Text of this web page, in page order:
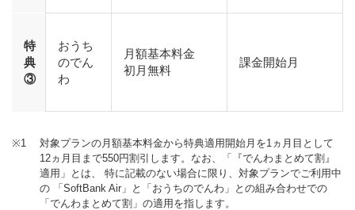
特
典
③
おうち
のでん
わ
月額基本料金
初月無料
課金開始月
※1
対象プランの月額基本料金から特典適用開始月を1ヵ月目として
12ヵ月目まで550円割引します。なお、「『でんわまとめて割』
適用」とは、 特に記載のない場合に限り、対象プランでご利用中
の 「SoftBank Air」と「おうちのでんわ」との組み合わせでの
「でんわまとめて割」の適用を指します。